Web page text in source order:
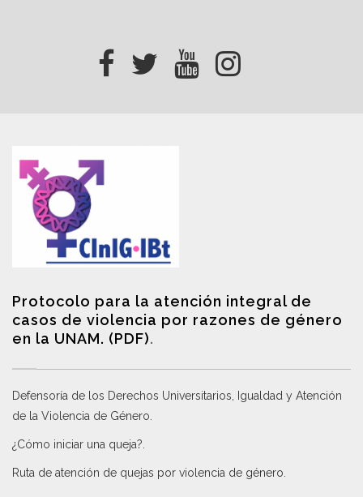
Protocolo para la atención integral de
casos de violencia por razones de género
en la UNAM. (PDF).
Defensoría de los Derechos Universitarios, Igualdad y Atención
de la Violencia de Género
¿Cómo iniciar una queja?
Ruta de atención de quejas por violencia de género